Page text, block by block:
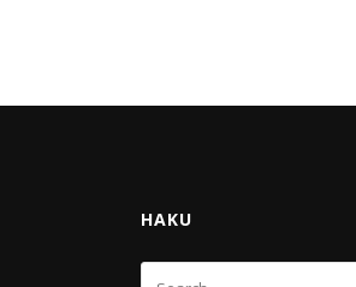
HAKU